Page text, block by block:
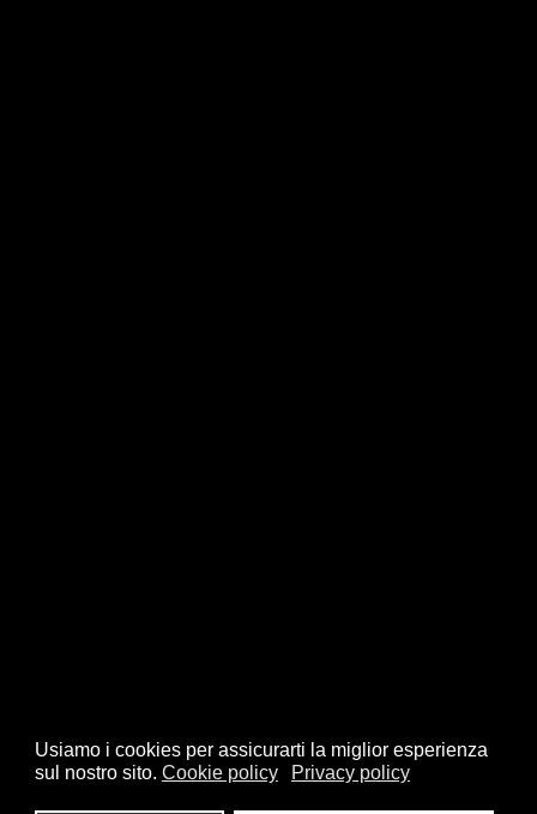
Usiamo i cookies per assicurarti la miglior esperienza
sul nostro sito. Cookie policy Privacy policy